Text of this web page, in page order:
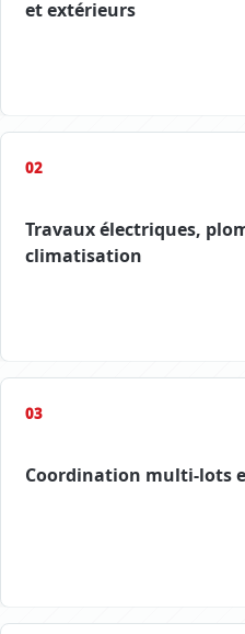
et extérieurs
02
Travaux électriques,
climatisation
03
Coordination multi-lots